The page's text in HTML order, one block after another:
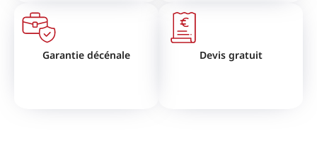
Garantie décénale Devis gratuit